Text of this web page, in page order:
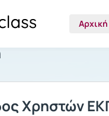
Αρχική
Χρηστών